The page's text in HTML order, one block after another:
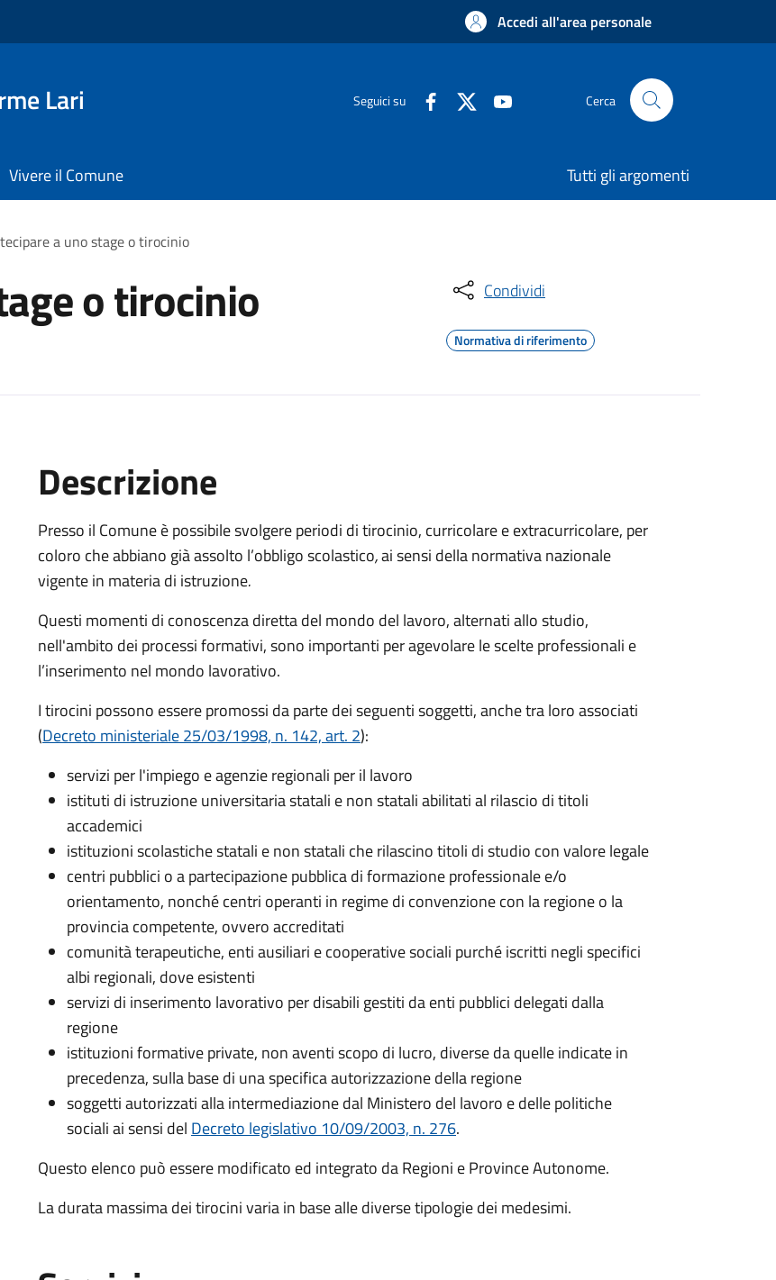
Accedi all'area personale
Lari Seguici su Cerca
Vivere il Comune Tutti gli argomenti
a uno stage o tirocinio
o tirocinio Condividi
Normativa di riferimento
Descrizione
Presso il Comune è possibile svolgere periodi di tirocinio, curricolare e extracurricolare, per
coloro che abbiano già assolto l’obbligo scolastico,ai sensi della normativa nazionale
vigente in materia di istruzione.
Questi momenti di conoscenza diretta del mondo del lavoro, alternati allo studio,
nell'ambito dei processi formativi, sono importanti per agevolare le scelte professionali e
l’inserimento nel mondo lavorativo.
I tirocini possono essere promossi da parte dei seguenti soggetti, anche tra loro associati
(Decreto ministeriale 25/03/1998, n. 142, art. 2):
servizi per l'impiego e agenzie regionali per il lavoro
istituti di istruzione universitaria statali e non statali abilitati al rilascio di titoli
accademici
istituzioni scolastiche statali e non statali che rilascino titoli di studio con valore legale
centri pubblici o a partecipazione pubblica di formazione professionale e/o
orientamento, nonché centri operanti in regime di convenzione con la regione o la
provincia competente, ovvero accreditati
comunità terapeutiche, enti ausiliari e cooperative sociali purché iscritti negli specifici
albi regionali, dove esistenti
servizi di inserimento lavorativo per disabili gestiti da enti pubblici delegati dalla
regione
istituzioni formative private, non aventi scopo di lucro, diverse da quelle indicate in
precedenza, sulla base di una specifica autorizzazione della regione
soggetti autorizzati alla intermediazione dal Ministero del lavoro e delle politiche
sociali ai sensi del Decreto legislativo 10/09/2003, n. 276.
Questo elenco può essere modificato ed integrato da Regioni e Province Autonome.
La durata massima dei tirocini varia in base alle diverse tipologie dei medesimi.